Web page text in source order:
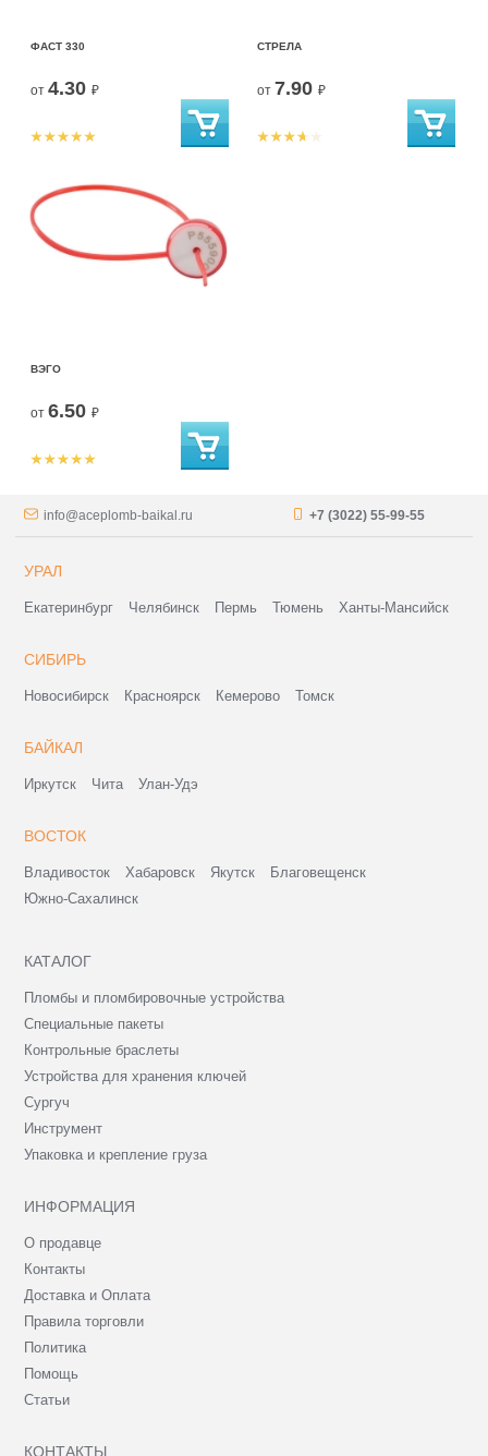
ФАСТ 330
от 4.30 ₽
СТРЕЛА
от 7.90 ₽
ВЭГО
от 6.50 ₽
info@aceplomb-baikal.ru +7 (3022) 55-99-55
УРАЛ
Екатеринбург Челябинск Пермь Тюмень Ханты-Мансийск
СИБИРЬ
Новосибирск Красноярск Кемерово Томск
БАЙКАЛ
Иркутск Чита Улан-Удэ
ВОСТОК
Владивосток Хабаровск Якутск
Благовещенск
Южно-Сахалинск
КАТАЛОГ
Пломбы и пломбировочные устройства
Специальные пакеты
Контрольные браслеты
Устройства для хранения ключей
Сургуч
Инструмент
Упаковка и крепление груза
ИНФОРМАЦИЯ
О продавце
Контакты
Доставка и Оплата
Правила торговли
Политика
Помощь
Статьи
КОНТАКТЫ